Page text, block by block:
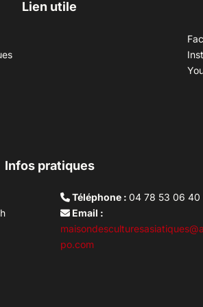
Lien utile
Infos pratiques
Téléphone :04 78 53 06 40
Email :
po.com